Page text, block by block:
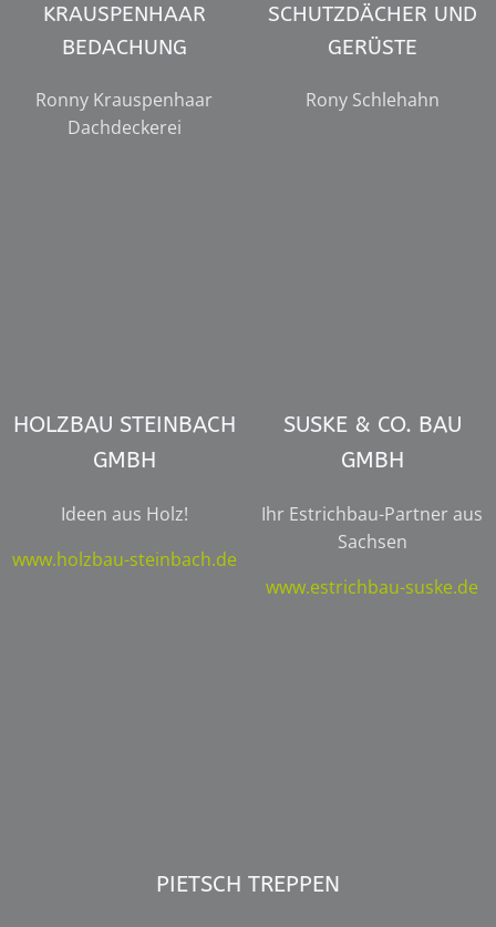
KRAUSPENHAAR
BEDACHUNG
Ronny Krauspenhaar
Dachdeckerei
SCHUTZDÄCHER UND
GERÜSTE
Rony Schlehahn
HOLZBAU STEINBACH
GMBH
Ideen aus Holz!
www.holzbau-steinbach.de
SUSKE & CO. BAU
GMBH
Ihr Estrichbau-Partner aus
Sachsen
www.estrichbau-suske.de
PIETSCH TREPPEN